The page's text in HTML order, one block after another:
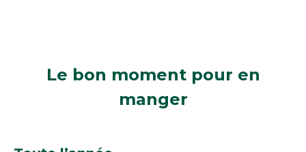
Le bon momentpour en
manger